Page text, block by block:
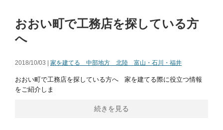
おおい町で工務店を探している方
へ
2018/10/03 | 家を建てる 中部地方 北陸 富山・石川・福井
おおい町で工務店を探している方へ 家を建てる際に役立つ情報
をご紹介しま
続きを見る